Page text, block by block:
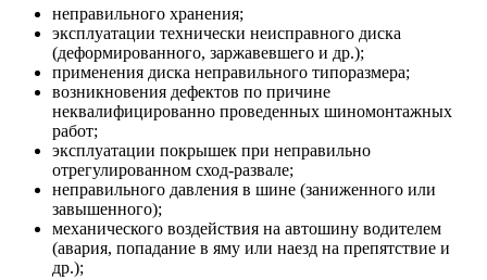
неправильного хранения;
эксплуатации технически неисправного диска
(деформированного, заржавевшего и др.);
применения диска неправильного типоразмера;
возникновения дефектов по причине
неквалифицированно проведенных шиномонтажных
работ;
эксплуатации покрышек при неправильно
отрегулированном сход-развале;
неправильного давления в шине (заниженного или
завышенного);
механического воздействия на автошину водителем
(авария, попадание в яму или наезд на препятствие и
др.);